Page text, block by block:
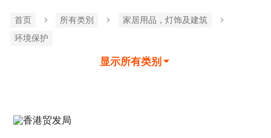
首页 所有类別
家居用品，灯饰及建筑
环境保护
显示所有类别